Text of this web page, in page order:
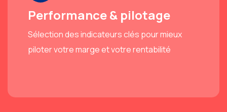
Performance & pilotage
Sélection des indicateurs clés pour mieux
piloter votre marge et votre rentabilité